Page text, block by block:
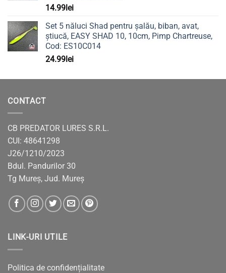
14.99lei
Set 5 năluci Shad pentru șalău, biban, avat,
știucă, EASY SHAD 10, 10cm, Pimp Chartreuse,
Cod: ES10C014
24.99lei
CONTACT
CB PREDATOR LURES S.R.L.
CUI: 48641298
J26/1210/2023
Bdul. Pandurilor 30
Tg Mureș, Jud. Mureș
LINK-URI UTILE
Politica de confidențialitate